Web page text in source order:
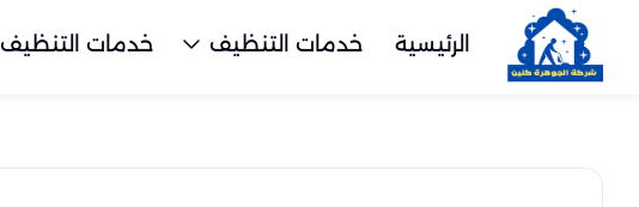
الرئيسية خدمات التنظيف خدمات التنظيف